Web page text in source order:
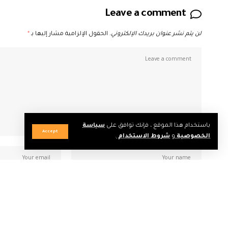
باستخدام هذا الموقع ، فإنك توافق على سياسة
الخصوصيةو شروط الاستخدام.
Accept
Leave a comment
لن يتم نشر عنوان بريدك الإلكتروني. الحقول الإلزامية مشار إليها بـ*